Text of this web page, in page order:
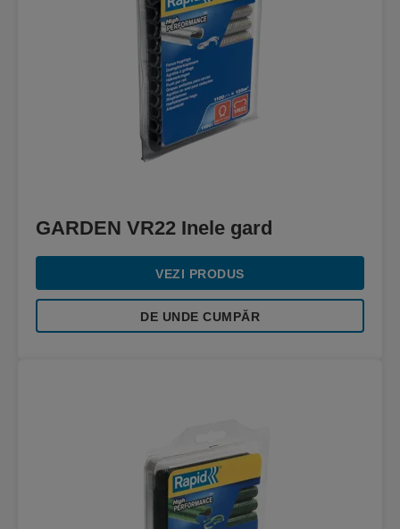
GARDEN VR22 Inele gard
VEZI PRODUS
DE UNDE CUMPĂR